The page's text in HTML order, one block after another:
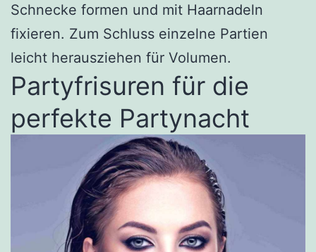
Schnecke formen und mit Haarnadeln
fixieren. Zum Schluss einzelne Partien
leicht herausziehen für Volumen.
Partyfrisuren für die
perfekte Partynacht